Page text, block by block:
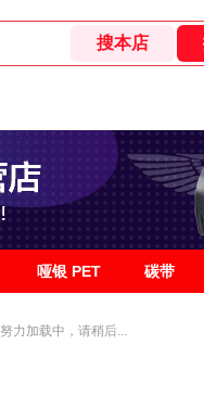
哑银 PET 碳带
努力加载中，请稍后...